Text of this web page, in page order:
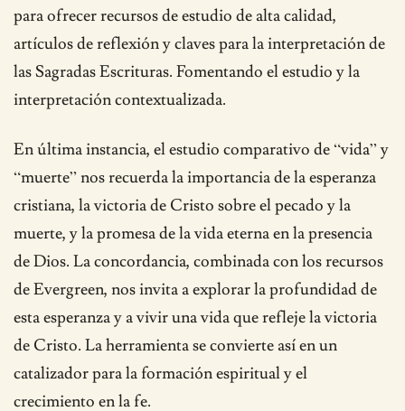
para ofrecer recursos de estudio de alta calidad,
artículos de reflexión y claves para la interpretación de
las Sagradas Escrituras. Fomentando el estudio y la
interpretación contextualizada.
En última instancia, el estudio comparativo de “vida” y
“muerte” nos recuerda la importancia de la esperanza
cristiana, la victoria de Cristo sobre el pecado y la
muerte, y la promesa de la vida eterna en la presencia
de Dios. La concordancia, combinada con los recursos
de Evergreen, nos invita a explorar la profundidad de
esta esperanza y a vivir una vida que refleje la victoria
de Cristo. La herramienta se convierte así en un
catalizador para la formación espiritual y el
crecimiento en la fe.